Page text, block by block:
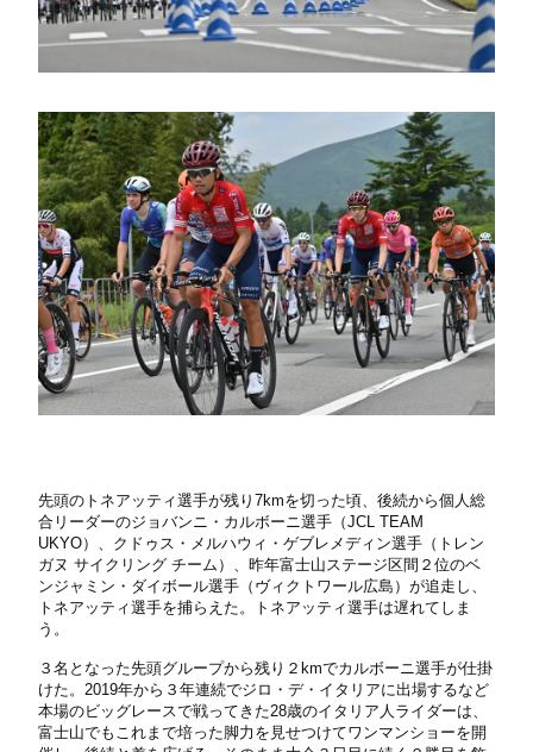
先頭のトネアッティ選手が残り7kmを切った頃、後続から個人総
合リーダーのジョバンニ・カルボーニ選手（JCL TEAM
UKYO）、クドゥス・メルハウィ・ゲブレメディン選手（トレン
ガヌ サイクリング チーム）、昨年富士山ステージ区間２位のベ
ンジャミン・ダイボール選手（ヴィクトワール広島）が追走し、
トネアッティ選手を捕らえた。トネアッティ選手は遅れてしま
う。
３名となった先頭グループから残り２kmでカルボーニ選手が仕掛
けた。2019年から３年連続でジロ・デ・イタリアに出場するなど
本場のビッグレースで戦ってきた28歳のイタリア人ライダーは、
富士山でもこれまで培った脚力を見せつけてワンマンショーを開